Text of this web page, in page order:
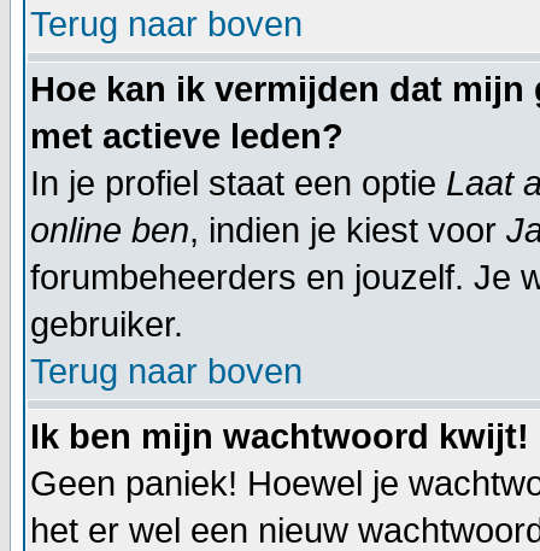
Terug naar boven
Hoe kan ik vermijden dat
met actieve leden?
In je profiel staat een optie Laat
online ben, indien je kiest voor
forumbeheerders en jouzelf. Je
gebruiker.
Terug naar boven
Ik ben mijn wachtwoord kwijt!
Geen paniek! Hoewel je
het er wel een nieuw